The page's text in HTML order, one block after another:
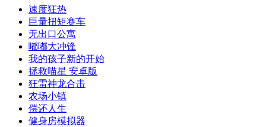
速度狂热
巨量扭矩赛车
无出口公寓
嘟嘟大冲锋
我的孩子新的开始
拯救喵星 安卓版
狂雷神龙合击
农场小镇
偿还人生
健身房模拟器